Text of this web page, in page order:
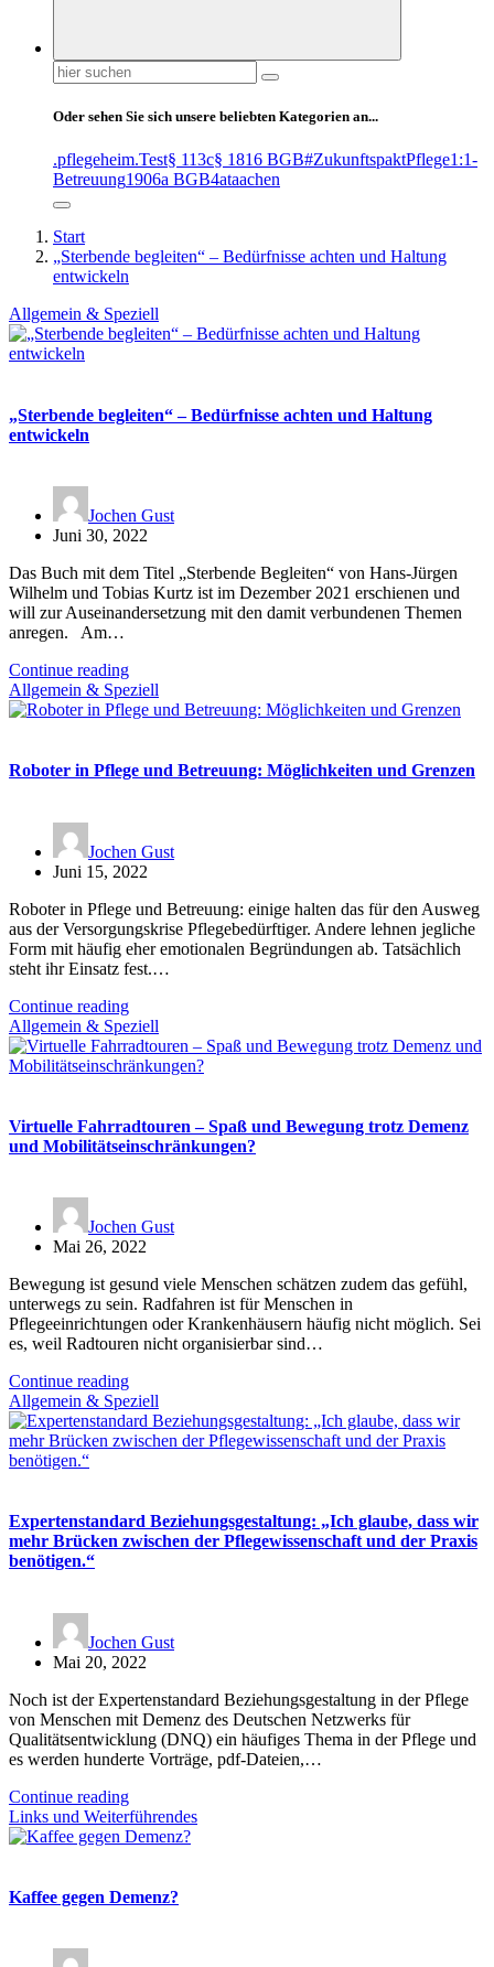
Suchen
nach:
Oder sehen Sie sich unsere beliebten Kategorien an...
.pflegeheim.Test§ 113c§ 1816 BGB#ZukunftspaktPflege1:1-
Betreuung1906a BGB4ataachen
Start
„Sterbende begleiten“ – Bedürfnisse achten und Haltung
entwickeln
Allgemein & Speziell
„Sterbende begleiten“ – Bedürfnisse achten und Haltung
entwickeln
Jochen Gust
Juni 30, 2022
Das Buch mit dem Titel „Sterbende Begleiten“ von Hans-Jürgen
Wilhelm und Tobias Kurtz ist im Dezember 2021 erschienen und
will zur Auseinandersetzung mit den damit verbundenen Themen
anregen. Am…
Continue reading
Allgemein & Speziell
Roboter in Pflege und Betreuung: Möglichkeiten und Grenzen
Jochen Gust
Juni 15, 2022
Roboter in Pflege und Betreuung: einige halten das für den Ausweg
aus der Versorgungskrise Pflegebedürftiger. Andere lehnen jegliche
Form mit häufig eher emotionalen Begründungen ab. Tatsächlich
steht ihr Einsatz fest.…
Continue reading
Allgemein & Speziell
Virtuelle Fahrradtouren – Spaß und Bewegung trotz Demenz
und Mobilitätseinschränkungen?
Jochen Gust
Mai 26, 2022
Bewegung ist gesund viele Menschen schätzen zudem das gefühl,
unterwegs zu sein. Radfahren ist für Menschen in
Pflegeeinrichtungen oder Krankenhäusern häufig nicht möglich. Sei
es, weil Radtouren nicht organisierbar sind…
Continue reading
Allgemein & Speziell
Expertenstandard Beziehungsgestaltung: „Ich glaube, dass wir
mehr Brücken zwischen der Pflegewissenschaft und der Praxis
benötigen.“
Jochen Gust
Mai 20, 2022
Noch ist der Expertenstandard Beziehungsgestaltung in der Pflege
von Menschen mit Demenz des Deutschen Netzwerks für
Qualitätsentwicklung (DNQ) ein häufiges Thema in der Pflege und
es werden hunderte Vorträge, pdf-Dateien,…
Continue reading
Links und Weiterführendes
Kaffee gegen Demenz?